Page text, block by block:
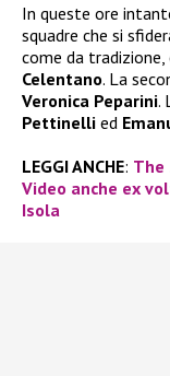
In queste ore
squadre che si
come da
Celentano. La
Veronica Peparini.
Pettinelli ed
LEGGI ANCHE: The
Video anche ex
Isola